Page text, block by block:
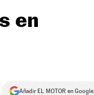
en
Añadir EL MOTOR en Google